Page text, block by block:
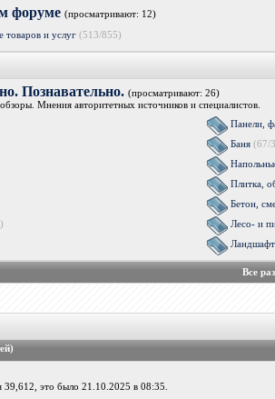
форуме (просматривают: 12)
товаров и услуг (513/855)
Познавательно. (просматривают: 26)
Мнения авторитетных источников и специалистов.
Панели,
Баня (67/
Плитка,
Бетон,
Лесо- и
Все
39,612, это было 21.10.2025 в 08:35.